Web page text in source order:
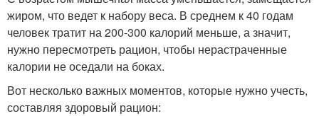
жиром, что ведет к набору веса. В среднем к 40 годам
человек тратит на 200-300 калорий меньше, а значит,
нужно пересмотреть рацион, чтобы нерастраченные
калории не оседали на боках.
Вот несколько важных моментов, которые нужно учесть,
составляя здоровый рацион: